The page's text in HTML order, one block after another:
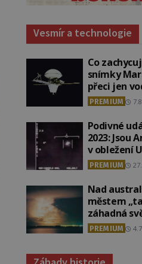
Vesmír a technologie
Co
snímky
přeci jen
PREMIUM
Podivné
2023: Jsou
v obležení
PREMIUM
Nad
městem
záhadná
PREMIUM